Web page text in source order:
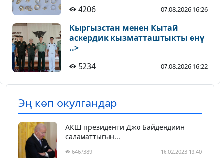
4206 07.08.2026 16:26
Кыргызстан менен Кытай
аскердик кызматташтыкты өнү
..>
5234
07.08.2026 16:22
Эң көп окулгандар
АКШ президенти Джо Байдендиин
саламаттыгын...
6467389 16.02.2023 13:40